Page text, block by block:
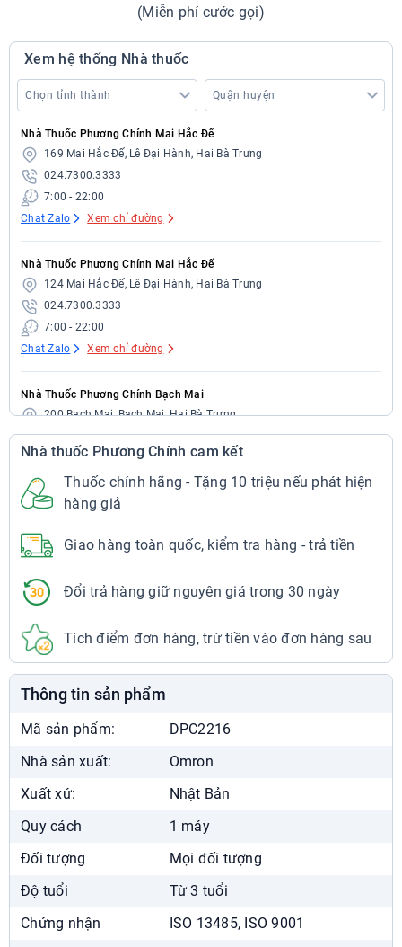
(Miễn phí cước gọi)
Xem hệ thống Nhà thuốc
Nhà Thuốc Phương Chính Mai Hắc Đế
169 Mai Hắc Đế, Lê Đại Hành, Hai Bà Trưng
024.7300.3333
7:00 - 22:00
Chat Zalo
Xem chỉ đường
Nhà Thuốc Phương Chính Mai Hắc Đế
124 Mai Hắc Đế, Lê Đại Hành, Hai Bà Trưng
024.7300.3333
7:00 - 22:00
Chat Zalo
Xem chỉ đường
Nhà Thuốc Phương Chính Bạch Mai
200 Bạch Mai, Bạch Mai, Hai Bà Trưng
024.7300.3333
7:00 - 22:00
Chat Zalo
Xem chỉ đường
297 Bạch Mai, Bạch Mai, Hai Bà Trưng
7:00 - 22:00
Chat Zalo
Nhà Thuốc Phương Chính Cầu Dền
29 Bạch Mai, Cầu Dền, Hai Bà Trưng
024.7300.3333
7:00 - 22:00
Nhà Thuốc Phương Chính Nguyễn Du
38 Mai Hắc Đế, Nguyễn Du, Hai Bà Trưng
024.7300.3333
Chat Zalo
Nhà Thuốc Phương Chính Times City
458 Minh Khai, Vĩnh Tuy, Hai Bà Trưng
Nhà thuốc Phương Chính cam kết
Thuốc chính hãng - Tặng 10 triệu nếu phát hiện
hàng giả
Giao hàng toàn quốc, kiểm tra hàng - trả tiền
Đổi trả hàng giữ nguyên giá trong 30 ngày
Tích điểm đơn hàng, trừ tiền vào đơn hàng sau
Thông tin sản phẩm
Mã sản phẩm:
DPC2216
Nhà sản xuất:
Omron
Xuất xứ:
Nhật Bản
Quy cách
1 máy
Đối tượng
Mọi đối tượng
Độ tuổi
Từ 3 tuổi
Chứng nhận
ISO 13485, ISO 9001